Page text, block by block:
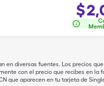
$
en diversas fuentes. Los precios
con el precio que recibes en la
que aparecen en tu tarjeta de